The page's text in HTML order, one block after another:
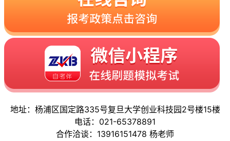
地址：杨浦区国定路335号复旦大学创业科技园2号楼15楼
电话：021-65378891
合作洽谈：13916151478 杨老师